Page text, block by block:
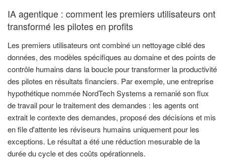
IA agentique : comment les premiers utilisateurs ont
transformé les pilotes en profits
Les premiers utilisateurs ont combiné un nettoyage ciblé des
données, des modèles spécifiques au domaine et des points de
contrôle humains dans la boucle pour transformer la productivité
des pilotes en résultats financiers. Par exemple, une entreprise
hypothétique nommée NordTech Systems a remanié son flux
de travail pour le traitement des demandes : les agents ont
extrait le contexte des demandes, proposé des décisions et mis
en file d'attente les réviseurs humains uniquement pour les
exceptions. Le résultat a été une réduction mesurable de la
durée du cycle et des coûts opérationnels.